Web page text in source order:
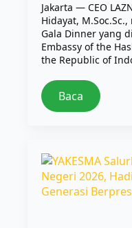
Jakarta — CEO
Hidayat,
Gala Dinner yang
Embassy of the
the Republic of
Baca